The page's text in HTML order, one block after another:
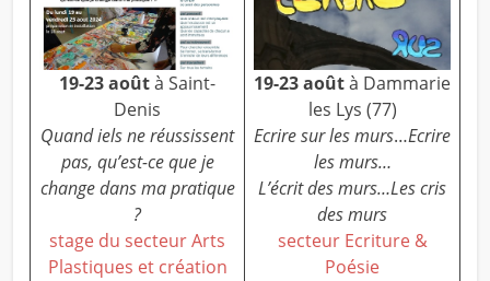
19-23 aoûtà Saint-
Denis
Quand iels ne réussissent
pas, qu’est-ce que je
change dans ma pratique
?
stage du secteur Arts
Plastiques et création
19-23 aoûtà Dammarie
les Lys (77)
Ecrire sur les murs…Ecrire
les murs…
L’écrit des murs…Les cris
des murs
secteur Ecriture &
Poésie